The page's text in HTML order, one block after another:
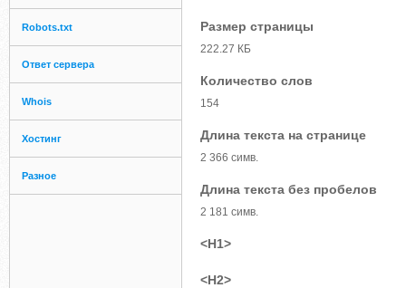
Robots.txt
Ответ сервера
Whois
Хостинг
Разное
Размер страницы
222.27 КБ
Количество слов
154
Длина текста на странице
2 366 симв.
Длина текста без пробелов
2 181 симв.
<H1>
<H2>